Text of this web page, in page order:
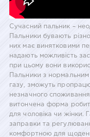
Сучасний пальник –
Пальники бувають
них має винятковими
надають можливість
при цьому вони
Пальники з
газу, зможуть
незначного
витончена форма
для чоловіка чи жінки.
заправки та
комфортною для